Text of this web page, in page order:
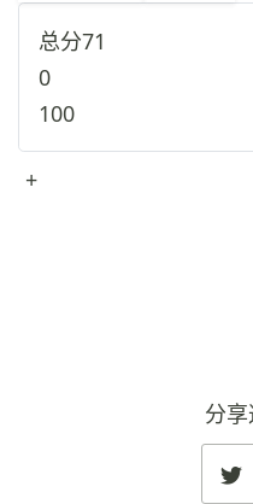
总分71
0
100
+
分